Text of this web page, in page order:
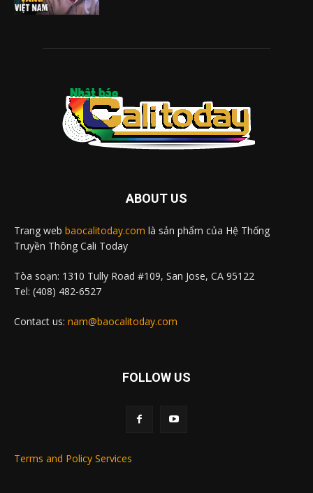
ABOUT US
Trang web baocalitoday.com là sản phẩm của Hệ Thống
Truyền Thông Cali Today
Tòa soạn: 1310 Tully Road #109, San Jose, CA 95122
Tel: (408) 482-6527
Contact us: nam@baocalitoday.com
FOLLOW US
Terms and Policy Services